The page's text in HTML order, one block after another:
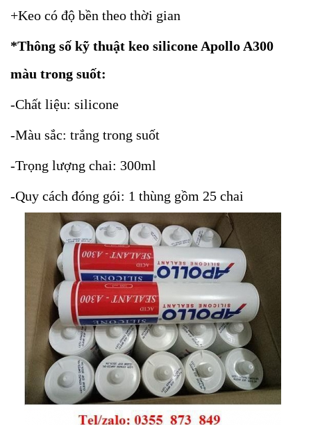
+Keo có độ bền theo thời gian
*Thông số kỹ thuật keo silicone Apollo A300
màu trong suốt:
-Chất liệu: silicone
-Màu sắc: trắng trong suốt
-Trọng lượng chai: 300ml
-Quy cách đóng gói: 1 thùng gồm 25 chai